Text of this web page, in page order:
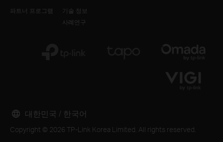
파트너 프로그램
기술 정보
사례연구
Copyright © 2026 TP-Link Korea Limited. All rights reserved.
대한민국 / 한국어